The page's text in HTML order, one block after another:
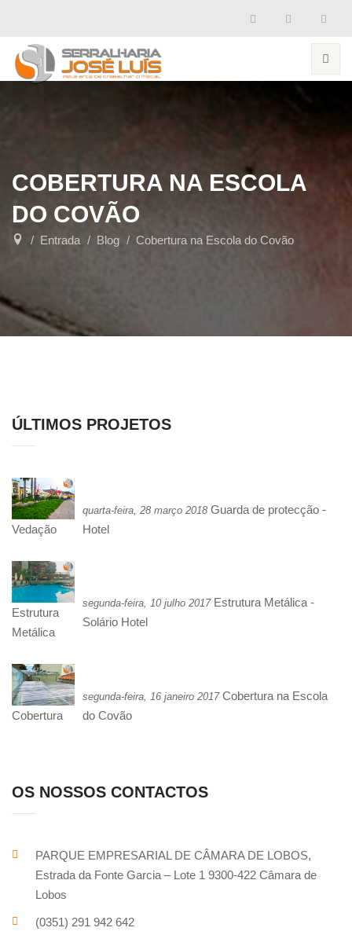
COBERTURA NA ESCOLA
DO COVÃO
Entrada Blog Cobertura na Escola do Covão
ÚLTIMOS PROJETOS
Vedação
quarta-feira, 28 março 2018 Guarda de protecção -
Hotel
Estrutura
Metálica
segunda-feira, 10 julho 2017 Estrutura Metálica -
Solário Hotel
Cobertura
segunda-feira, 16 janeiro 2017 Cobertura na Escola
do Covão
OS NOSSOS CONTACTOS
PARQUE EMPRESARIAL DE CÂMARA DE LOBOS,
Estrada da Fonte Garcia – Lote 1 9300-422 Câmara de
Lobos
(0351) 291 942 642